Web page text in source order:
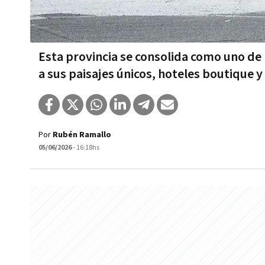
Esta provincia se consolida como uno
a sus paisajes únicos, hoteles boutique
Por Rubén Ramallo
05/06/2026- 16:18hs